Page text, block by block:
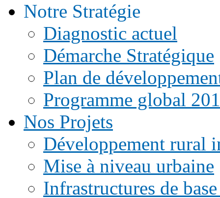
Notre Stratégie
Diagnostic actuel
Démarche Stratégique
Plan de
Programme global
Nos Projets
Développement rural
Mise à niveau urbaine
Infrastructures de